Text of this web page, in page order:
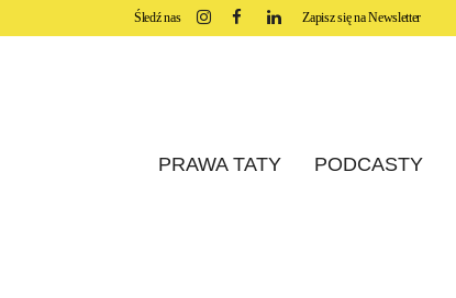
Śledź nas Zapisz się na Newsletter
PRAWA TATY PODCASTY